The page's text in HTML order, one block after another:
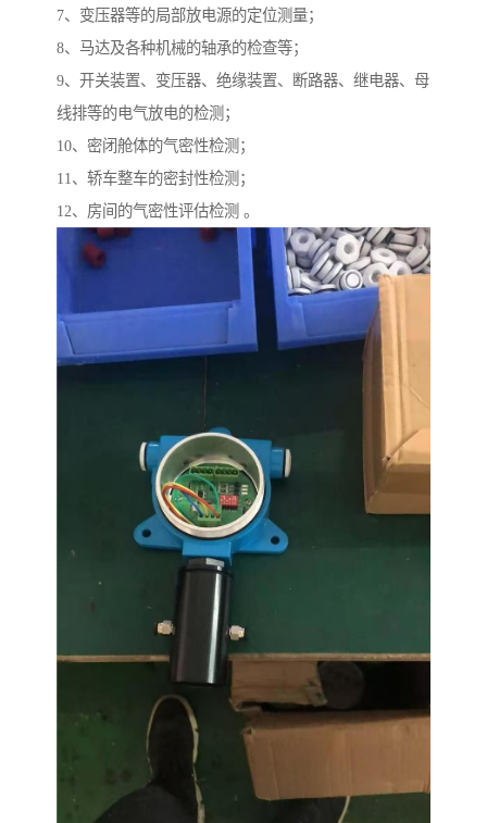
7、变压器等的局部放电源的定位测量；
8、马达及各种机械的轴承的检查等；
9、开关装置、变压器、绝缘装置、断路器、继电器、母
线排等的电气放电的检测；
10、密闭舱体的气密性检测；
11、轿车整车的密封性检测；
12、房间的气密性评估检测 。